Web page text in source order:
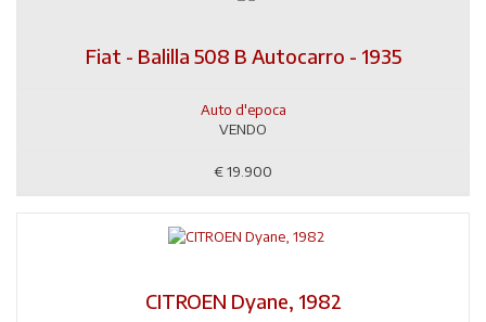
Fiat - Balilla 508 B Autocarro - 1935
Auto d'epoca
VENDO
€19.900
CITROEN Dyane, 1982